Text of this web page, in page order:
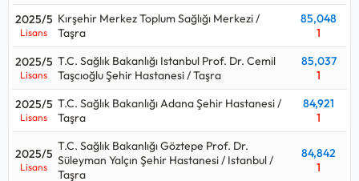
2025/5
Lisans
Kırşehir Merkez Toplum Sağlığı Merkezi /
Taşra
85,048
1
2025/5
Lisans
T.C. Sağlık Bakanlığı Istanbul Prof. Dr. Cemil
Taşcıoğlu Şehir Hastanesi / Taşra
85,037
1
2025/5
Lisans
T.C. Sağlık Bakanlığı Adana Şehir Hastanesi /
Taşra
84,921
1
2025/5
Lisans
T.C. Sağlık Bakanlığı Göztepe Prof. Dr.
Süleyman Yalçın Şehir Hastanesi / Istanbul /
Taşra
84,842
1